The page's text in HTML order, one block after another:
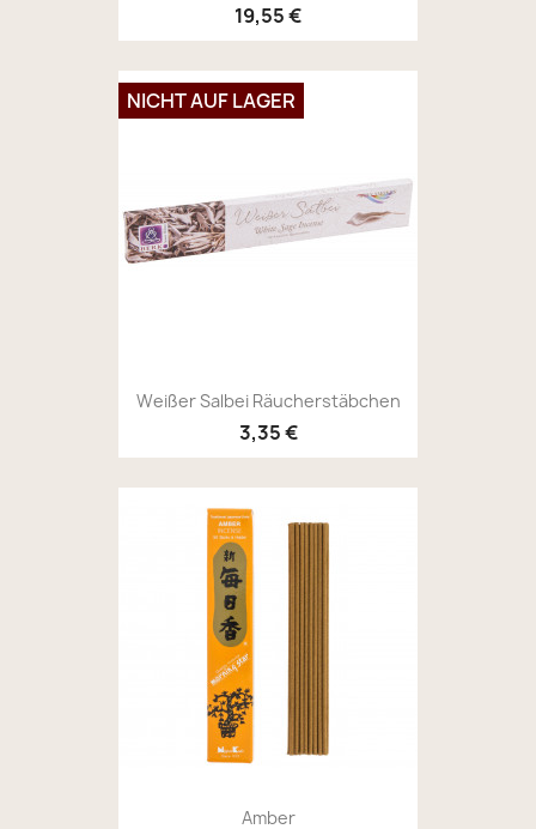
19,55 €
Weißer Salbei Räucherstäbchen
3,35 €
NICHT AUF LAGER
Amber